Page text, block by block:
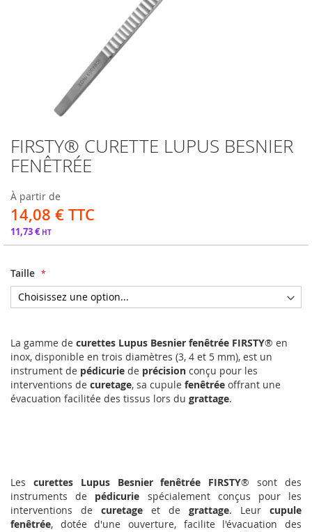
FIRSTY® CURETTE LUPUS BESNIER
FENÊTRÉE
À partir de
14,08 €
11,73 €
Taille
La gamme de curettes Lupus Besnier fenêtrée FIRSTY® en
inox, disponible en trois diamètres (3, 4 et 5 mm), est un
instrument de pédicurie de précision conçu pour les
interventions de curetage, sa cupule fenêtrée offrant une
évacuation facilitée des tissus lors du grattage.
Passer
au
début
la
Galerie
d’images
Les curettes Lupus Besnier fenêtrée FIRSTY® sont des
instruments de pédicurie spécialement conçus pour les
interventions de curetage et de grattage. Leur cupule
fenêtrée, dotée d'une ouverture, facilite l'évacuation des